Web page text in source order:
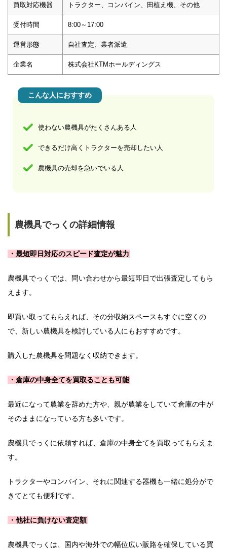
買取対応機器 トラクター、コンバイン、田植え機、その他
受付時間 8:00～17:00
運営形態 自社査定、業者派遣
企業名 株式会社KTMホールディングス
こんな人におすすめ
使わない農機具がたくさんある人
できるだけ高くトラクターを売却したい人
農機具の売却を急いでいる人
農機具でっくの詳細情報
・最短即日対応のスピード査定が魅力
農機具でっくでは、問い合わせから最短即日で出張査定してもら
えます。
即買い取ってもらえれば、その分収納スペースもすぐに空くの
で、新しい農機具を検討している人にもおすすめです。
購入した農機具を問題なく収納できます。
・倉庫の中身全てを買取ることも可能
最近になって農業を辞めた方や、親が農業をしていて倉庫の中が
そのままになっている方も多いです。
農機具でっくに依頼すれば、倉庫の中身全てを買取ってもらえま
す。
トラクターやコンバイン、それに関連する器機も一緒に処分がで
きてとても便利です。
・他社に負けない査定額
農機具でっくは、国内や海外での幅位広い販路を確保している買